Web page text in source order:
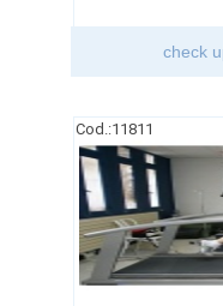
check
Cod.:11811